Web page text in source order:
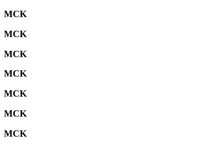
MCK
MCK
MCK
MCK
MCK
MCK
MCK